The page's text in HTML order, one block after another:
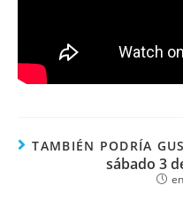
TAMBIÉN PODRÍA
sábado 3